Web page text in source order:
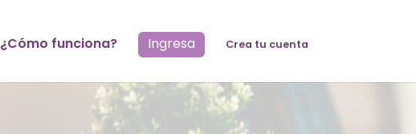
¿Cómo funciona? Ingresa Crea tu cuenta